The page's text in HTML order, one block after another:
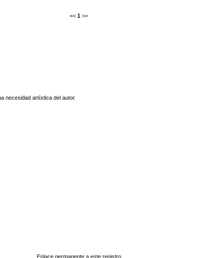
<< 1 >>
necesidad artística del autor.
Enlace permanente a este registro